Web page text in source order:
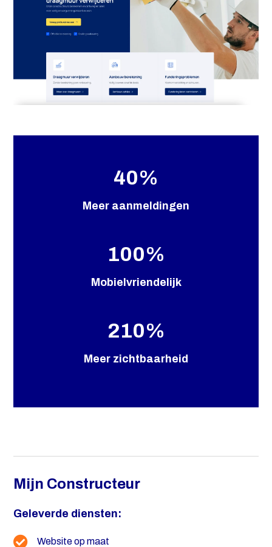
Contact
40%
Meer aanmeldingen
100%
Mobielvriendelijk
210%
Meer zichtbaarheid
Mijn Constructeur
Geleverde diensten:
Website op maat